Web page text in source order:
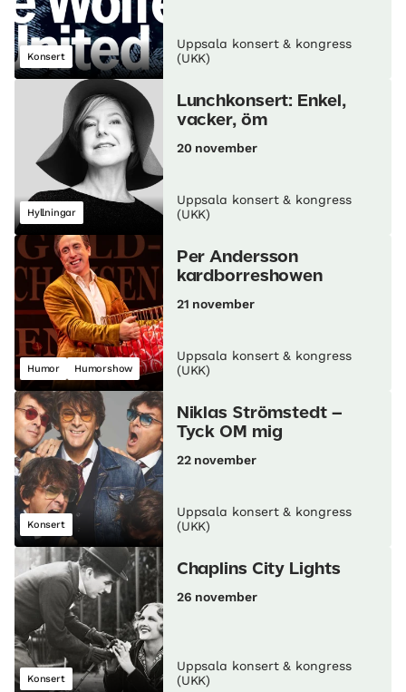
Konsert
Uppsala konsert & kongress
(UKK)
Hyllningar
Lunch­konsert: Enkel,
vacker, öm
20 november
Uppsala konsert & kongress
(UKK)
Humor Humorshow
Per Andersson
kardborreshowen
21 november
Uppsala konsert & kongress
(UKK)
Konsert
Niklas Strömstedt –
Tyck OM mig
22 november
Uppsala konsert & kongress
(UKK)
Konsert
Chaplins City Lights
26 november
Uppsala konsert & kongress
(UKK)